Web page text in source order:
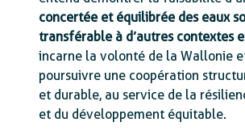
concertée et équilibrée des eaux
transférable à d’autres contextes
incarne la volonté de la Wallonie
poursuivre une coopération
et durable, au service de la
et du développement équitable.